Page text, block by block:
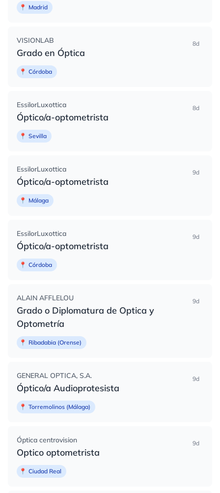
📍 Madrid
VISIONLAB
Grado en Óptica
8d
📍 Córdoba
EssilorLuxottica
Óptico/a-optometrista
8d
📍 Sevilla
EssilorLuxottica
Óptico/a-optometrista
9d
📍 Málaga
EssilorLuxottica
Óptico/a-optometrista
9d
📍 Córdoba
ALAIN AFFLELOU
Grado o Diplomatura de Optica y
Optometría
9d
📍 Ribadabia (Orense)
GENERAL OPTICA, S.A.
Óptico/a Audioprotesista
9d
📍 Torremolinos (Málaga)
Óptica centrovision
Optico optometrista
9d
📍 Ciudad Real